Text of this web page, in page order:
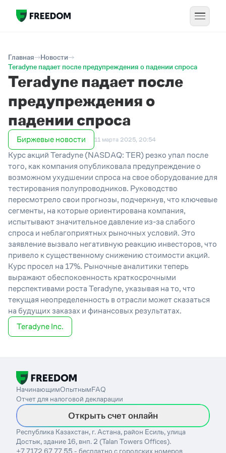
Главная
Новости
Teradyne падает после предупреждения о падении спроса
Teradyne падает после
предупреждения о
падении спроса
Биржевые новости 11 марта 2025, 20:54
Курс акций Teradyne (NASDAQ: TER) резко упал после
того, как компания опубликовала предупреждение о
возможном ухудшении спроса на свое оборудование для
тестирования полупроводников. Руководство
пересмотрело свои прогнозы, подчеркнув, что ключевые
сегменты, на которые ориентирована компания,
испытывают значительное давление из-за слабого
спроса и неблагоприятных рыночных условий. Это
заявление вызвало негативную реакцию инвесторов, что
привело к существенному снижению стоимости акций.
Курс просел на 17%. Рыночные аналитики теперь
выражают обеспокоенность краткосрочными
перспективами роста Teradyne, указывая на то, что
текущая неопределенность в отрасли может сказаться
на будущих заказах и финансовых результатах.
Teradyne Inc.
НачинающимОпытнымFAQ
Отчет для налоговой декларации
Открыть счет онлайн
Республика Казахстан, г. Астана, район Есиль, улица
Достык, здание 16, внп. 2 (Talan Towers Offices).
+7 7172 67 77 55 - бесплатно с городских номеров